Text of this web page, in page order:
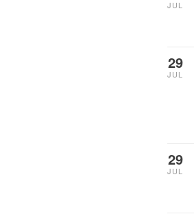
JUL
29
JUL
29
JUL